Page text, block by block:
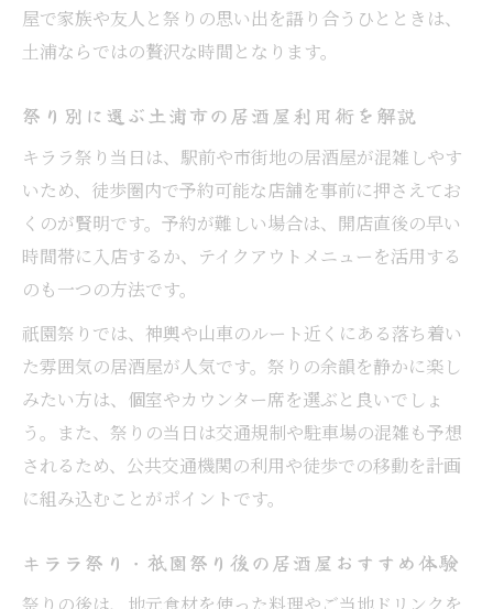
屋で家族や友人と祭りの思い出を語り合うひとときは、
土浦ならではの贅沢な時間となります。
祭り別に選ぶ土浦市の居酒屋利用術を解説
キララ祭り当日は、駅前や市街地の居酒屋が混雑しやす
いため、徒歩圏内で予約可能な店舗を事前に押さえてお
くのが賢明です。予約が難しい場合は、開店直後の早い
時間帯に入店するか、テイクアウトメニューを活用する
のも一つの方法です。
祇園祭りでは、神輿や山車のルート近くにある落ち着い
た雰囲気の居酒屋が人気です。祭りの余韻を静かに楽し
みたい方は、個室やカウンター席を選ぶと良いでしょ
う。また、祭りの当日は交通規制や駐車場の混雑も予想
されるため、公共交通機関の利用や徒歩での移動を計画
に組み込むことがポイントです。
キララ祭り・祇園祭り後の居酒屋おすすめ体験